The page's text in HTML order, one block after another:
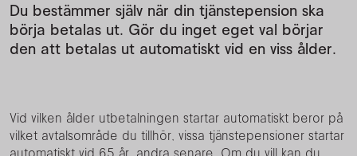
Du bestämmer själv när din tjänstepension ska
börja betalas ut. Gör du inget eget val börjar
den att betalas ut automatiskt vid en viss ålder.
Vid vilken ålder utbetalningen startar automatiskt beror på
vilket avtalsområde du tillhör, vissa tjänstepensioner startar
automatiskt vid 65 år, andra senare. Om du vill kan du